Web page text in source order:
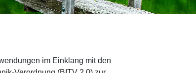
im Einklang mit den